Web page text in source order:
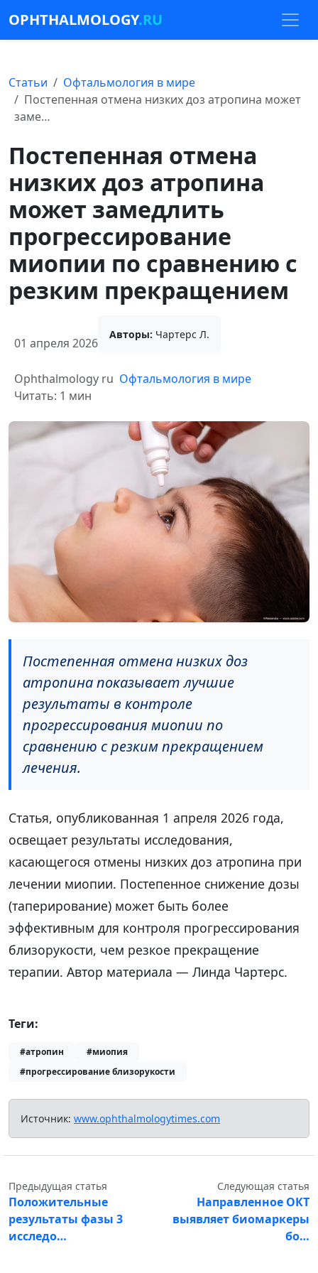
OPHTHALMOLOGY.RU
Статьи
Офтальмология в мире
Постепенная отмена низких доз атропина может
заме…
Постепенная отмена
низких доз атропина
может замедлить
прогрессирование
миопии по сравнению с
резким прекращением
01 апреля 2026
Авторы: Чартерс Л.
Ophthalmology ru Офтальмология в мире
Читать: 1 мин
Постепенная отмена низких доз
атропина показывает лучшие
результаты в контроле
прогрессирования миопии по
сравнению с резким прекращением
лечения.
Статья, опубликованная 1 апреля 2026 года,
освещает результаты исследования,
касающегося отмены низких доз атропина при
лечении миопии. Постепенное снижение дозы
(таперирование) может быть более
эффективным для контроля прогрессирования
близорукости, чем резкое прекращение
терапии. Автор материала — Линда Чартерс.
Теги:
#атропин
#миопия
#прогрессирование близорукости
Источник: www.ophthalmologytimes.com
Предыдущая статья
Положительные
результаты фазы 3
исследо…
Следующая статья
Направленное ОКТ
выявляет биомаркеры
бо…